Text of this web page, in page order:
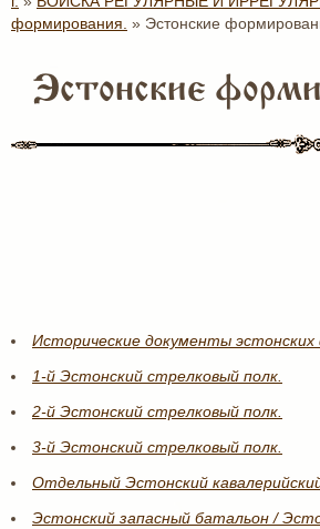
формирования. » Эстонские
Эстонские
Исторические документы эстонских
1-й Эстонский стрелковый полк.
2-й Эстонский стрелковый полк.
3-й Эстонский стрелковый полк.
Отдельный Эстонский
Эстонский запасный батальон /